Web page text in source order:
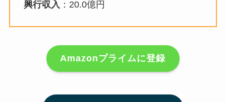
興行収入 ：20.0億円
Amazonプライムに登録